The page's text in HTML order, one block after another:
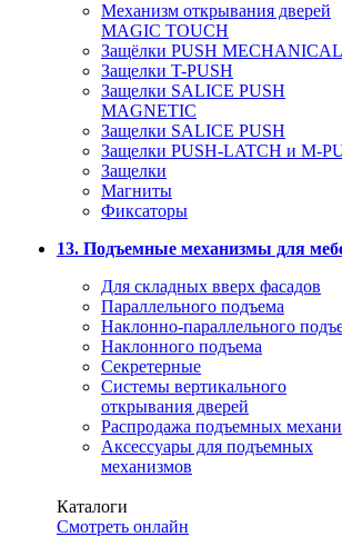
Механизм открывания дверей
MAGIC TOUCH
Защёлки PUSH MECHANICAL
Защелки T-PUSH
Защелки SALICE PUSH
MAGNETIC
Защелки SALICE PUSH
Защелки PUSH-LATCH и M-
Защелки
Магниты
Фиксаторы
13. Подъемные механизмы для
Для складных вверх фасадов
Параллельного подъема
Наклонно-параллельного
Наклонного подъема
Секретерные
Системы вертикального
открывания дверей
Распродажа подъемных
Аксессуары для подъемных
механизмов
Каталоги
Смотреть онлайн